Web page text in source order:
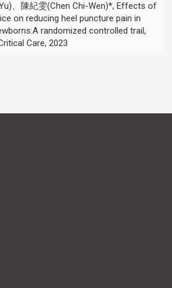
、陳紀雯(Chen Chi-Wen)*, Effects of
on reducing heel puncture pain in
randomized controlled trail,
Care, 2023